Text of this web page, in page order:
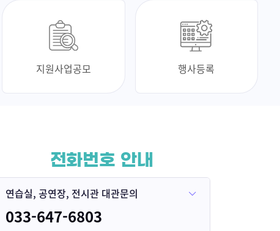
지원사업공모 행사등록
전화번호 안내
연습실, 공연장, 전시관 대관문의
033-647-6803